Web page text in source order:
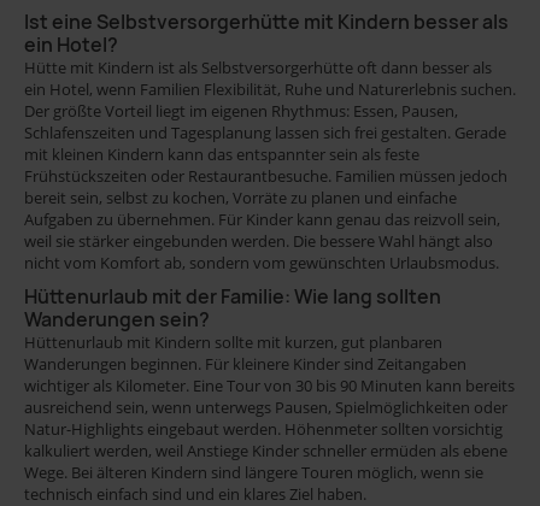
Ist eine Selbstversorgerhütte mit Kindern besser als
ein Hotel?
Hütte mit Kindern ist als Selbstversorgerhütte oft dann besser als
ein Hotel, wenn Familien Flexibilität, Ruhe und Naturerlebnis suchen.
Der größte Vorteil liegt im eigenen Rhythmus: Essen, Pausen,
Schlafenszeiten und Tagesplanung lassen sich frei gestalten. Gerade
mit kleinen Kindern kann das entspannter sein als feste
Frühstückszeiten oder Restaurantbesuche. Familien müssen jedoch
bereit sein, selbst zu kochen, Vorräte zu planen und einfache
Aufgaben zu übernehmen. Für Kinder kann genau das reizvoll sein,
weil sie stärker eingebunden werden. Die bessere Wahl hängt also
nicht vom Komfort ab, sondern vom gewünschten Urlaubsmodus.
Hüttenurlaub mit der Familie: Wie lang sollten
Wanderungen sein?
Hüttenurlaub mit Kindern sollte mit kurzen, gut planbaren
Wanderungen beginnen. Für kleinere Kinder sind Zeitangaben
wichtiger als Kilometer. Eine Tour von 30 bis 90 Minuten kann bereits
ausreichend sein, wenn unterwegs Pausen, Spielmöglichkeiten oder
Natur-Highlights eingebaut werden. Höhenmeter sollten vorsichtig
kalkuliert werden, weil Anstiege Kinder schneller ermüden als ebene
Wege. Bei älteren Kindern sind längere Touren möglich, wenn sie
technisch einfach sind und ein klares Ziel haben.